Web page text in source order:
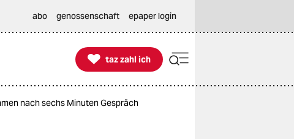
abo genossenschaft epaper login

taz zahl ich
taz zahl ich
nach sechs Minuten Gespräch